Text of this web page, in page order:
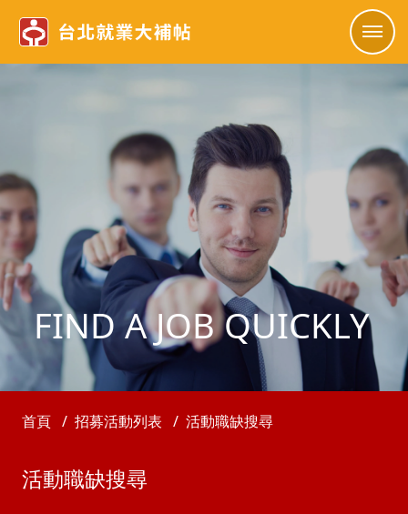
FIND A JOB QUICKLY
首頁 招募活動列表 活動職缺搜尋
活動職缺搜尋